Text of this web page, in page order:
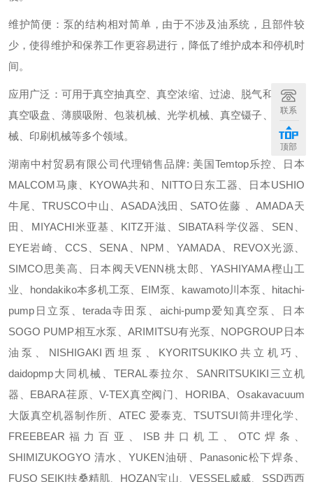
维护简便：泵的结构相对简单，由于不涉及油系统，且部件较
少，使得维护和保养工作更容易进行，降低了维护成本和停机时
间。
应用广泛：可用于真空抽真空、真空浓缩、过滤、脱气和消泡、
真空吸盘、薄膜吸附、包装机械、光学机械、真空镊子、医疗机
械、印刷机械等多个领域。
湖南中村贸易有限公司代理销售品牌: 美国Temtop乐控、日本
MALCOM马康、KYOWA共和、NITTO日东工器、日本USHIO
牛尾、TRUSCO中山、ASADA浅田、SATO佐藤 、AMADA天
田、MIYACHI米亚基、KITZ开滋、SIBATA科学仪器、SEN、
EYE岩崎、CCS、SENA、NPM、YAMADA、REVOX光源、
SIMCO思美高、日本阀天VENN桃太郎、YASHIYAMA樫山工
业、hondakiko本多机工泵、EIM泵、kawamoto川本泵、hitachi-
pump日立泵、terada寺田泵、aichi-pump爱知真空泵、日本
SOGO PUMP相互水泵、ARIMITSU有光泵、NOPGROUP日本
油泵、NISHIGAKI西坦泵、KYORITSUKIKO共立机巧、
daidopmp大同机械、TERAL泰拉尔、SANRITSUKIKI三立机
器、EBARA荏原、V-TEX真空阀门、HORIBA、Osakavacuum
大阪真空机器制作所、ATEC 爱泰克、TSUTSUI筒井理化学、
FREEBEAR福力百亚、ISB井口机工、OTC焊条、
SHIMIZUKOGYO 清水、YUKEN油研、Panasonic松下焊条、
FUSO SEIKI扶桑精肌、HOZAN宝山、VESSEL威威、SSD西西
联系
顶部